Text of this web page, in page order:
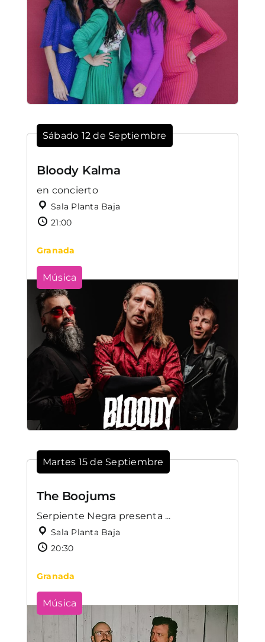
Sábado 12 de Septiembre
Bloody Kalma
en concierto
Sala Planta Baja
21:00
Granada
Música
Martes 15 de Septiembre
The Boojums
Serpiente Negra presenta ...
Sala Planta Baja
20:30
Granada
Música